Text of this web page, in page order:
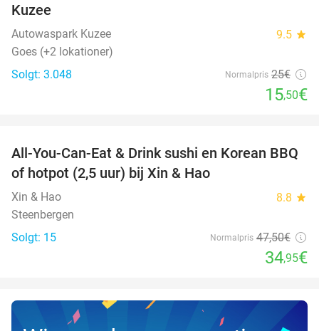
Kuzee
Autowaspark Kuzee 9.5 star
Goes (+2 lokationer)
Solgt: 3.048
Normalpris 25€
15,50€
26%
DAG
All-You-Can-Eat & Drink sushi en Korean BBQ
of hotpot (2,5 uur) bij Xin & Hao
Xin & Hao 8.8 star
Steenbergen
Solgt: 15
Normalpris 47,50€
34,95€